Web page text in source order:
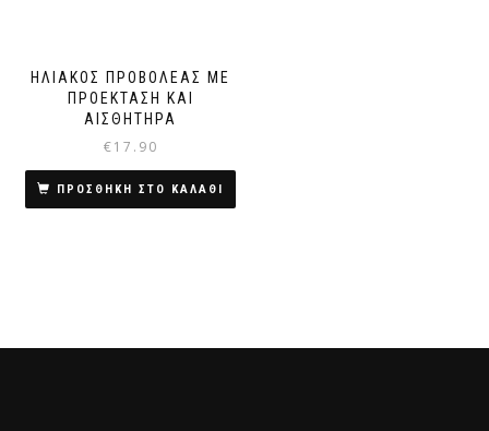
ΗΛΙΑΚΟΣ ΠΡΟΒΟΛΕΑΣ ΜΕ
ΠΡΟΕΚΤΑΣΗ ΚΑΙ
ΑΙΣΘΗΤΗΡΑ
€17.90
ΠΡΟΣΘΗΚΗ ΣΤΟ ΚΑΛΑΘΙ